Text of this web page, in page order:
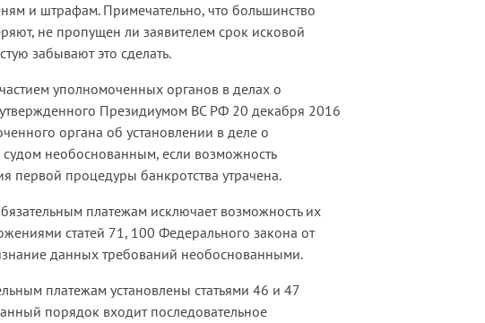
и штрафам. Примечательно, что большинство
не пропущен ли заявителем срок исковой
забывают это сделать.
уполномоченных органов в делах о
Президиумом ВС РФ 20 декабря 2016
органа об установлении в деле о
необоснованным, если возможность
первой процедуры банкротства утрачена.
платежам исключает возможность их
статей 71, 100 Федерального закона от
данных требований необоснованными.
платежам установлены статьями 46 и 47
порядок входит последовательное